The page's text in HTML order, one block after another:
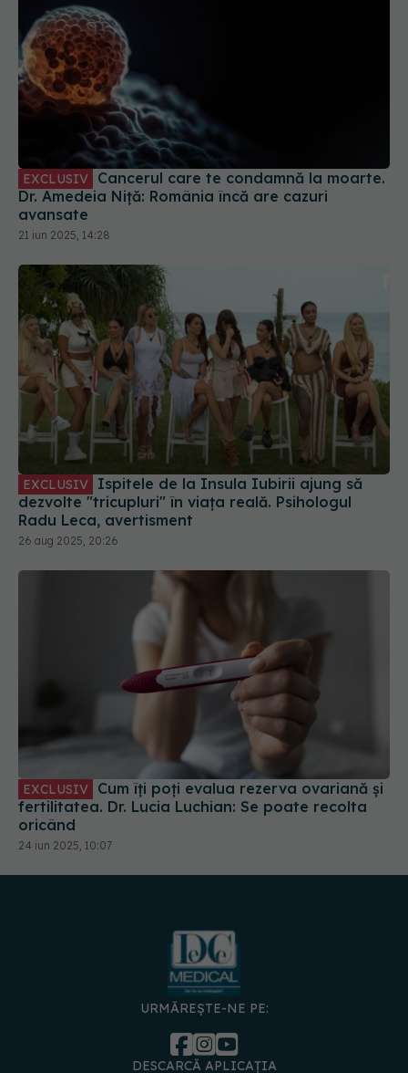
EXCLUSIV
Dr. Amedeia Niță: România încă are cazuri
avansate
21 iun 2025, 14:28
EXCLUSIV
dezvolte "tricupluri" în viața reală. Psihologul
Radu Leca, avertisment
26 aug 2025, 20:26
EXCLUSIV
fertilitatea. Dr. Lucia Luchian: Se poate recolta
oricând
24 iun 2025, 10:07
URMĂREȘTE-NE PE:
DESCARCĂ APLICAȚIA